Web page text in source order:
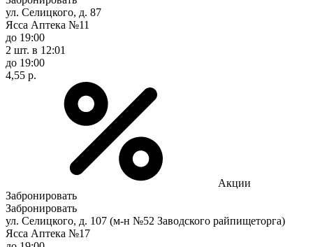
ул. Селицкого, д. 87
Ясса Аптека №11
до 19:00
2 шт. в 12:01
до 19:00
4,55 р.
Акции
Забронировать
Забронировать
ул. Селицкого, д. 107 (м-н №52 Заводского райпищеторга)
Ясса Аптека №17